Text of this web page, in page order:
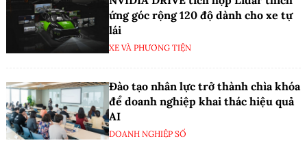
ứng góc rộng 120 độ dành cho xe tự
lái
XE VÀ PHƯƠNG TIỆN
Đào tạo nhân lực trở thành chìa khóa
để doanh nghiệp khai thác hiệu quả
AI
DOANH NGHIỆP SỐ